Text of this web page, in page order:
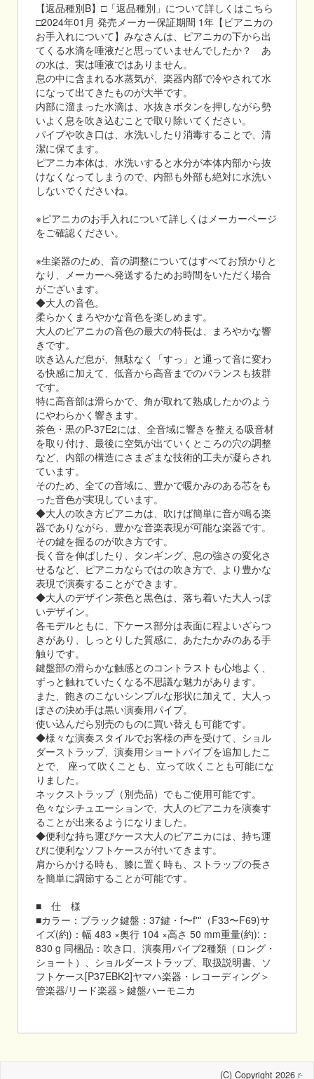
【返品種別B】□「返品種別」について詳しくはこちら
□2024年01月 発売メーカー保証期間 1年【ピアニカの
お手入れについて】みなさんは、ピアニカの下から出
てくる水滴を唾液だと思っていませんでしたか？ あ
の水は、実は唾液ではありません。
息の中に含まれる水蒸気が、楽器内部で冷やされて水
になって出てきたものが大半です。
内部に溜まった水滴は、水抜きボタンを押しながら勢
いよく息を吹き込むことで取り除いてください。
パイプや吹き口は、水洗いしたり消毒することで、清
潔に保てます。
ピアニカ本体は、水洗いすると水分が本体内部から抜
けなくなってしまうので、内部も外部も絶対に水洗い
しないでくださいね。
※ピアニカのお手入れについて詳しくはメーカーページ
をご確認ください。
※生楽器のため、音の調整についてはすべてお預かりと
なり、メーカーへ発送するためお時間をいただく場合
がございます。
◆大人の音色。
柔らかくまろやかな音色を楽しめます。
大人のピアニカの音色の最大の特長は、まろやかな響
きです。
吹き込んだ息が、無駄なく「すっ」と通って音に変わ
る快感に加えて、低音から高音までのバランスも抜群
です。
特に高音部は滑らかで、角が取れて熟成したかのよう
にやわらかく響きます。
茶色・黒のP-37E2には、全音域に響きを整える吸音材
を取り付け、最後に空気が出ていくところの穴の調整
など、内部の構造にさまざまな技術的工夫が凝らされ
ています。
そのため、全ての音域に、豊かで暖かみのある芯をも
った音色が実現しています。
◆大人の吹き方ピアニカは、吹けば簡単に音が鳴る楽
器でありながら、豊かな音楽表現が可能な楽器です。
その鍵を握るのが吹き方です。
長く音を伸ばしたり、タンギング、息の強さの変化さ
せるなど、ピアニカならではの吹き方で、より豊かな
表現で演奏することができます。
◆大人のデザイン茶色と黒色は、落ち着いた大人っぽ
いデザイン。
各モデルともに、下ケース部分は表面に程よいざらつ
きがあり、しっとりした質感に、あたたかみのある手
触りです。
鍵盤部の滑らかな触感とのコントラストも心地よく、
ずっと触れていたくなる不思議な魅力があります。
また、飽きのこないシンプルな形状に加えて、大人っ
ぽさの決め手は黒い演奏用パイプ。
使い込んだら別売のものに買い替えも可能です。
◆様々な演奏スタイルでお客様の声を受けて、ショル
ダーストラップ、演奏用ショートパイプを追加したこ
とで、 座って吹くことも、立って吹くことも可能にな
りました。
ネックストラップ（別売品）でもご使用可能です。
色々なシチュエーションで、大人のピアニカを演奏す
ることが出来るようになりました。
◆便利な持ち運びケース大人のピアニカには、持ち運
びに便利なソフトケースが付いてきます。
肩からかける時も、膝に置く時も、ストラップの長さ
を簡単に調節することが可能です。
■ 仕 様
■カラー：ブラック鍵盤：37鍵・f〜f'''（F33〜F69)サ
イズ(約)：幅 483 ×奥行 104 ×高さ 50 mm重量(約):：
830 g 同梱品：吹き口、演奏用パイプ2種類（ロング・
ショート）、ショルダーストラップ、取扱説明書、ソ
フトケース[P37EBK2]ヤマハ楽器・レコーディング＞
管楽器/リード楽器＞鍵盤ハーモニカ
(C) Copyright 2026 r-